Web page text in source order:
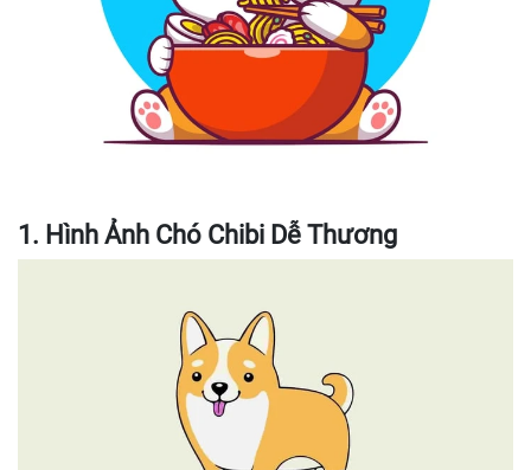
1. Hình Ảnh Chó Chibi Dễ Thương